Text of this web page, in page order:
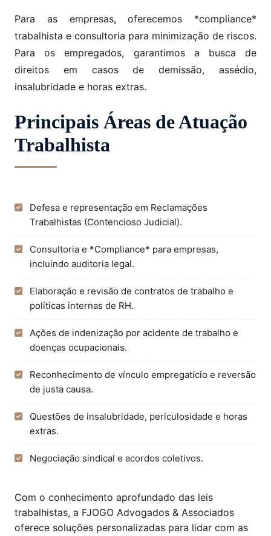
Para as empresas, oferecemos *compliance*
trabalhista e consultoria para minimização de riscos.
Para os empregados, garantimos a busca de
direitos em casos de demissão, assédio,
insalubridade e horas extras.
Principais Áreas de Atuação
Trabalhista
Defesa e representação em Reclamações
Trabalhistas (Contencioso Judicial).
Consultoria e *Compliance* para empresas,
incluindo auditoria legal.
Elaboração e revisão de contratos de trabalho e
políticas internas de RH.
Ações de indenização por acidente de trabalho e
doenças ocupacionais.
Reconhecimento de vínculo empregatício e reversão
de justa causa.
Questões de insalubridade, periculosidade e horas
extras.
Negociação sindical e acordos coletivos.
Com o conhecimento aprofundado das leis
trabalhistas, a FJOGO Advogados & Associados
oferece soluções personalizadas para lidar com as